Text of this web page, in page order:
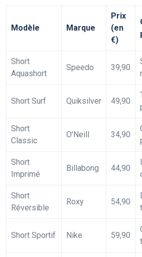
Modèle Marque
Prix
(en
€)
Short
Aquashort
Speedo 39,90
Short Surf Quiksilver 49,90
Short
Classic
O’Neill 34,90
Short
Imprimé
Billabong 44,90
Short
Réversible
Roxy 54,90
Short Sportif Nike 59,90